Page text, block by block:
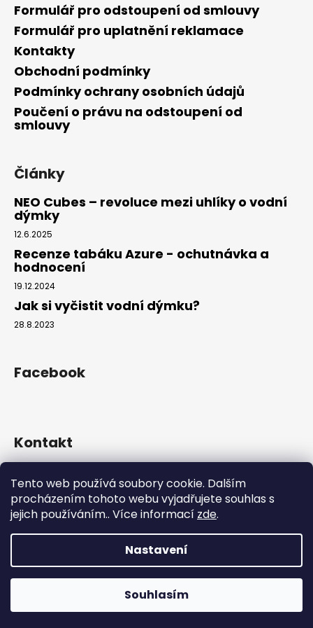
Tento web používá soubory cookie. Dalším
procházením tohoto webu vyjadřujete souhlas s
jejich používáním.. Více informací zde.
Nastavení
Souhlasím
Formulář pro odstoupení od smlouvy
Formulář pro uplatnění reklamace
Kontakty
Obchodní podmínky
Podmínky ochrany osobních údajů
Poučení o právu na odstoupení od
smlouvy
Články
NEO Cubes – revoluce mezi uhlíky o vodní
dýmky
12.6.2025
Recenze tabáku Azure - ochutnávka a
hodnocení
19.12.2024
Jak si vyčistit vodní dýmku?
28.8.2023
Facebook
Kontakt
+420 739 522 572
hookah_gang.cz/
Copyright 2026Hookah Gang. Všechna práva vyhrazena.